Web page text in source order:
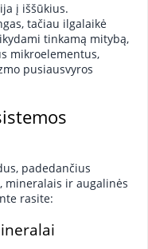
į iššūkius.
tačiau ilgalaikė
tinkamą mitybą,
mikroelementus,
pusiausvyros
padedančius
mineralais ir augalinės
rasite: